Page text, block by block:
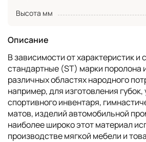
Описание
В зависимости от характеристик и
стандартные (ST) марки поролона
различных областях народного
например, для изготовления губок,
спортивного инвентаря,
матов, изделий автомобильной
наиболее широко этот материал
производстве мягкой мебели и
Высота мм